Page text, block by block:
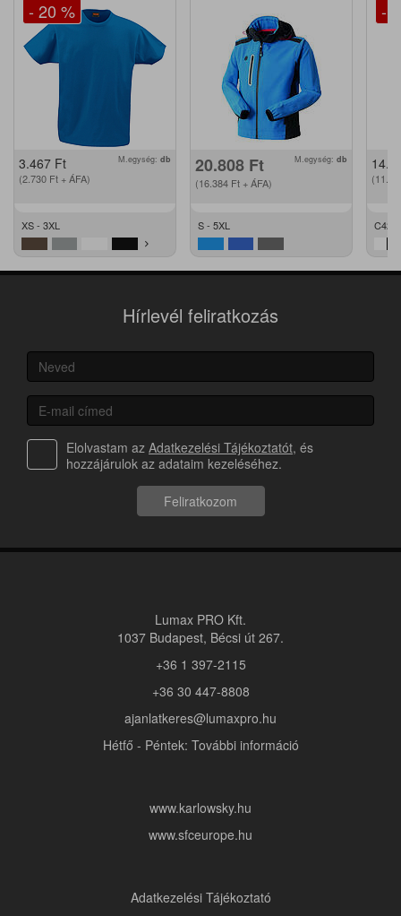
- 20 %
3.467 Ft
(2.730 Ft + ÁFA)
M.egység: db
XS - 3XL
20.808 Ft
(16.384 Ft + ÁFA)
M.egység: db
S - 5XL
-
C42 -
Hírlevél feliratkozás
Elolvastam az Adatkezelési Tájékoztatót, és
hozzájárulok az adataim kezeléséhez.
Feliratkozom
Lumax PRO Kft.
1037 Budapest, Bécsi út 267.
+36 1 397-2115
+36 30 447-8808
ajanlatkeres@lumaxpro.hu
Hétfő - Péntek: További információ
www.karlowsky.hu
www.sfceurope.hu
Adatkezelési Tájékoztató